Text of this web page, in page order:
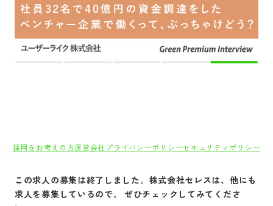
この求人の募集は終了しました。 株式会社セレスは、他にも
求人を募集しているので、 ぜひチェックしてみてくださ
採用をお考えの方運営会社 プライバシーポリシーセキュリティポリシー
Copyright© Atrae, Inc. All Right Reserved.